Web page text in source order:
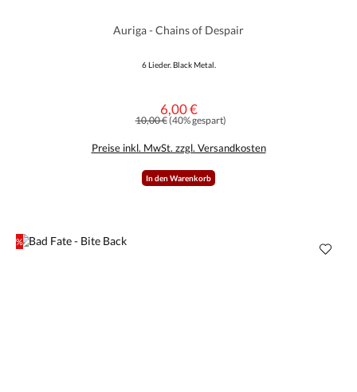
Auriga - Chains of Despair
6 Lieder. Black Metal.
Verkaufspreis:
6,00 €
Regulärer Preis:
10,00 €(40% gespart)
Preise inkl. MwSt. zzgl. Versandkosten
In den Warenkorb
Rabatt
%